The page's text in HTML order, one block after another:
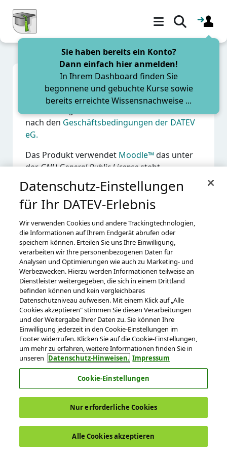
Sie haben bereits ein Konto?
Dann einfach hier anmelden!
In Ihrem Dashboard finden Sie
begonnene und gebuchte Kurse sowie
bereits erreichte Wissensnachweise ...
Nutzungsbedingungen überspringen
Nutzungsbedingungen
nach den Geschäftsbedingungen der DATEV
eG.
Das Produkt verwendet Moodle™das unter
derGNU General Public Licensesteht.
Sie sind nicht eingeloggt.(Anmelden)
© 2026 DATEV eG
Nutzungsbedingungen
Datenschutz
Impressum
Cookie-Einstellungen
Datenschutz-Einstellungen
für Ihr DATEV-Erlebnis
Wir verwenden Cookies und andere Trackingtechnologien,
die Informationen auf Ihrem Endgerät abrufen oder
speichern können. Erteilen Sie uns Ihre Einwilligung,
verarbeiten wir Ihre personenbezogenen Daten für
Analysen und Optimierungen wie auch zu Marketing- und
Werbezwecken. Hierzu werden Informationen teilweise an
Dienstleister weitergegeben, die sich in einem Drittland
befinden können und kein vergleichbares
Datenschutzniveau aufweisen. Mit einem Klick auf „Alle
Cookies akzeptieren" stimmen Sie diesen Verarbeitungen
und der Weitergabe Ihrer Daten zu. Sie können Ihre
Einwilligung jederzeit in den Cookie-Einstellungen im
Footer widerrufen. Klicken Sie auf die Cookie-Einstellungen,
um mehr zu erfahren, weitere Informationen finden Sie in
unseren Datenschutz-Hinweisen. Impressum
Cookie-Einstellungen
Nur erforderliche Cookies
Alle Cookies akzeptieren